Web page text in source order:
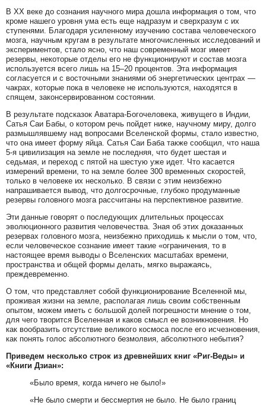
В ХХ веке до сознания научного мира дошла информация о том, что
кроме нашего уровня ума есть еще надразум и сверхразум с их
ступенями. Благодаря усиленному изучению состава человеческого
мозга, научным кругам в результате многочисленных исследований и
экспериментов, стало ясно, что наш современный мозг имеет
резервы, некоторые отделы его не функционируют и состав мозга
используется всего лишь на 15–20 процентов. Эта информация
согласуется и с восточными знаниями об энергетических центрах —
чакрах, которые пока в человеке не используются, находятся в
спящем, законсервированном состоянии.
В результате подсказок Аватара-Богочеловека, живущего в Индии,
Сатья Саи Бабы, о котором речь пойдет ниже, научному миру, долго
размышлявшему над вопросами Вселенской формы, стало известно,
что она имеет форму яйца. Сатья Саи Баба также сообщил, что наша
5-я цивилизация на земле не последняя, что будет шестая и
седьмая, и переход с пятой на шестую уже идет. Что касается
измерений времени, то на земле более 300 временных скоростей,
только в человеке их несколько. В связи с этим неизбежно
напрашивается вывод, что долгосрочные, глубоко продуманные
резервы головного мозга рассчитаны на перспективное развитие.
Эти данные говорят о последующих длительных процессах
эволюционного развития человечества. Зная об этих доказанных
резервах головного мозга, неизбежно приходишь к мысли о том, что,
если человеческое сознание имеет такие «ограничения, то в
настоящее время выводы о Вселенских масштабах времени,
пространства и общей формы делать, мягко выражаясь,
преждевременно.
О том, что представляет собой функционирование Вселенной мы,
проживая жизни на земле, располагая лишь своим собственным
опытом, можем иметь с большой долей погрешности мнение о том,
для чего творится Вселенная и каков смысл ее возникновения. Но
как вообразить отсутствие великого космоса после его исчезновения,
как понять голос абсолютного безмолвия, абсолютного небытия?
Приведем несколько строк из древнейших книг «Риг-Веды» и
«Книги Дзиан»:
«Было время, когда ничего не было!»
«Не было смерти и бессмертия не было. Не было границ